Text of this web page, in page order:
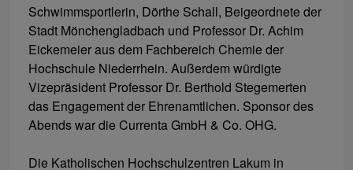
Schwimmsportlerin, Dörthe Schall, Beigeordnete der
Stadt Mönchengladbach und Professor Dr. Achim
Eickemeier aus dem Fachbereich Chemie der
Hochschule Niederrhein. Außerdem würdigte
Vizepräsident Professor Dr. Berthold Stegemerten
das Engagement der Ehrenamtlichen. Sponsor des
Abends war die Currenta GmbH & Co. OHG.
Die Katholischen Hochschulzentren Lakum in